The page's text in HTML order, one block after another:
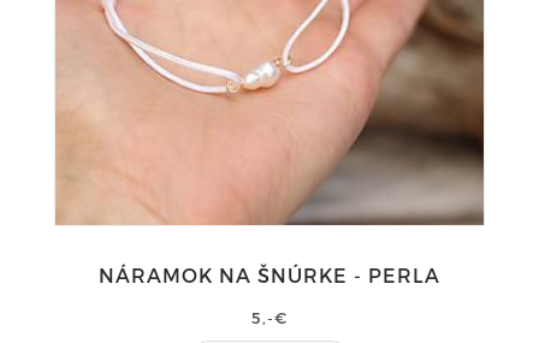
NÁRAMOK NA ŠNÚRKE - PERLA
5,-€